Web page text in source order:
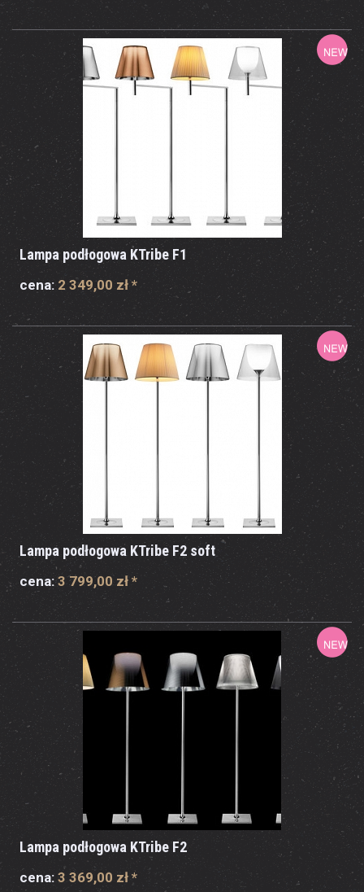
Lampa podłogowa KTribe F1
cena: 2 349,00 zł *
Lampa podłogowa KTribe F2 soft
cena: 3 799,00 zł *
Lampa podłogowa KTribe F2
cena: 3 369,00 zł *